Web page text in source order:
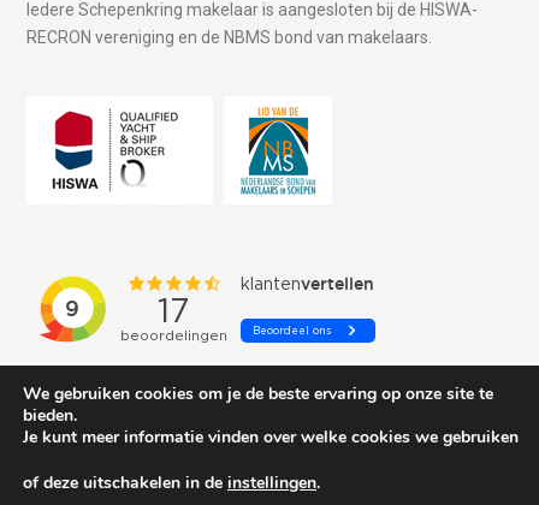
Iedere Schepenkring makelaar is aangesloten bij de HISWA-
RECRON vereniging en de NBMS bond van makelaars.
We gebruiken cookies om je de beste ervaring op onze site te
bieden.
Je kunt meer informatie vinden over welke cookies we gebruiken
of deze uitschakelen in de instellingen.